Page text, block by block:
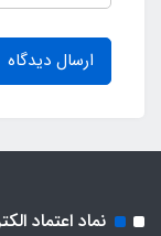
ارسال دیدگاه
نماد اعتماد